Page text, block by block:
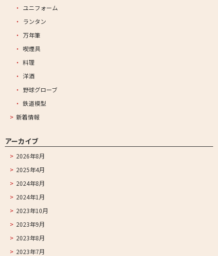
ユニフォーム
ランタン
万年筆
喫煙具
料理
洋酒
野球グローブ
鉄道模型
新着情報
アーカイブ
2026年8月
2025年4月
2024年8月
2024年1月
2023年10月
2023年9月
2023年8月
2023年7月